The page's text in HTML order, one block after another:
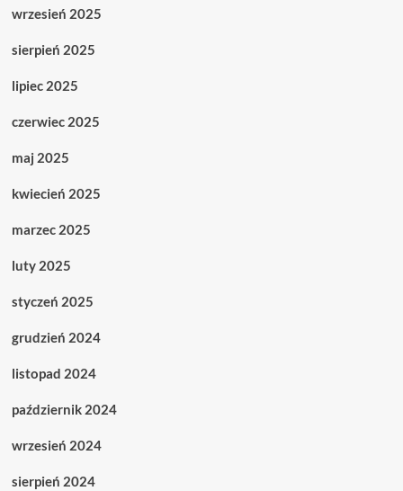
wrzesień 2025
sierpień 2025
lipiec 2025
czerwiec 2025
maj 2025
kwiecień 2025
marzec 2025
luty 2025
styczeń 2025
grudzień 2024
listopad 2024
październik 2024
wrzesień 2024
sierpień 2024